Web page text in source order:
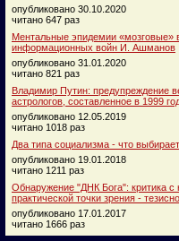
опубликовано 30.10.2020
читано 647 раз
Ментальные эпидемии «мозговые»
информационных войн И. Ашманов
опубликовано 31.01.2020
читано 821 раз
Владимир Путин: предупреждение
астрологов, составленное в 1999
опубликовано 12.05.2019
читано 1018 раз
Два типа социализма - что
опубликовано 19.01.2018
читано 1211 раз
Обнаружение "ДНК Бога": критика с
практической точки зрения - тезисно
опубликовано 17.01.2017
читано 1666 раз